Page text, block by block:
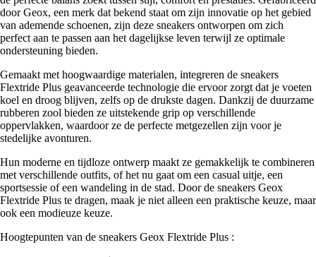
door Geox, een merk dat bekend staat om zijn innovatie op het gebied
van ademende schoenen, zijn deze sneakers ontworpen om zich
perfect aan te passen aan het dagelijkse leven terwijl ze optimale
ondersteuning bieden.
Gemaakt met hoogwaardige materialen, integreren de sneakers
Flextride Plus geavanceerde technologie die ervoor zorgt dat je voeten
koel en droog blijven, zelfs op de drukste dagen. Dankzij de duurzame
rubberen zool bieden ze uitstekende grip op verschillende
oppervlakken, waardoor ze de perfecte metgezellen zijn voor je
stedelijke avonturen.
Hun moderne en tijdloze ontwerp maakt ze gemakkelijk te combineren
met verschillende outfits, of het nu gaat om een casual uitje, een
sportsessie of een wandeling in de stad. Door de sneakers Geox
Flextride Plus te dragen, maak je niet alleen een praktische keuze, maar
ook een modieuze keuze.
Hoogtepunten van de sneakers Geox Flextride Plus :